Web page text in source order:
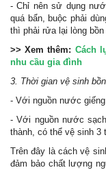
- Chỉ nên sử dụng
quá bẩn, buộc phải
thì phải rửa lại lòng
>> Xem thêm: Cách
nhu cầu gia đình
3. Thời gian vệ sinh
- Với nguồn nước
- Với nguồn nước
thành, có thể vệ sinh 3
Trên đây là cách vệ
đảm bảo chất lượng